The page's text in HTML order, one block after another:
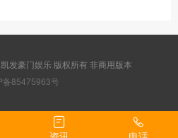
发豪门娱乐 版权所有 非商用版本
备85475963号